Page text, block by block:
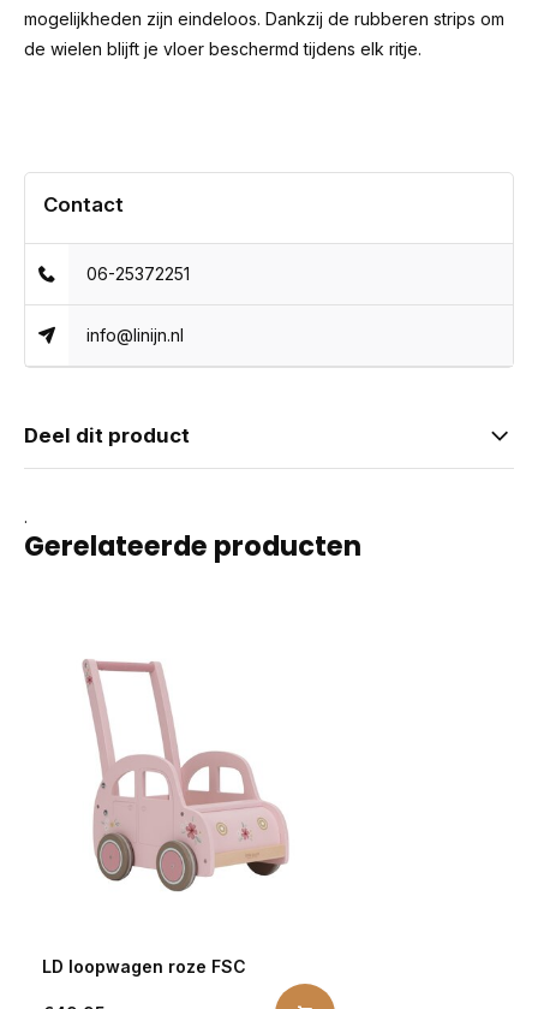
mogelijkheden zijn eindeloos. Dankzij de rubberen strips om
de wielen blijft je vloer beschermd tijdens elk ritje.
Contact
06-25372251
info@linijn.nl
Deel dit product
.
Gerelateerde producten
LD loopwagen roze FSC